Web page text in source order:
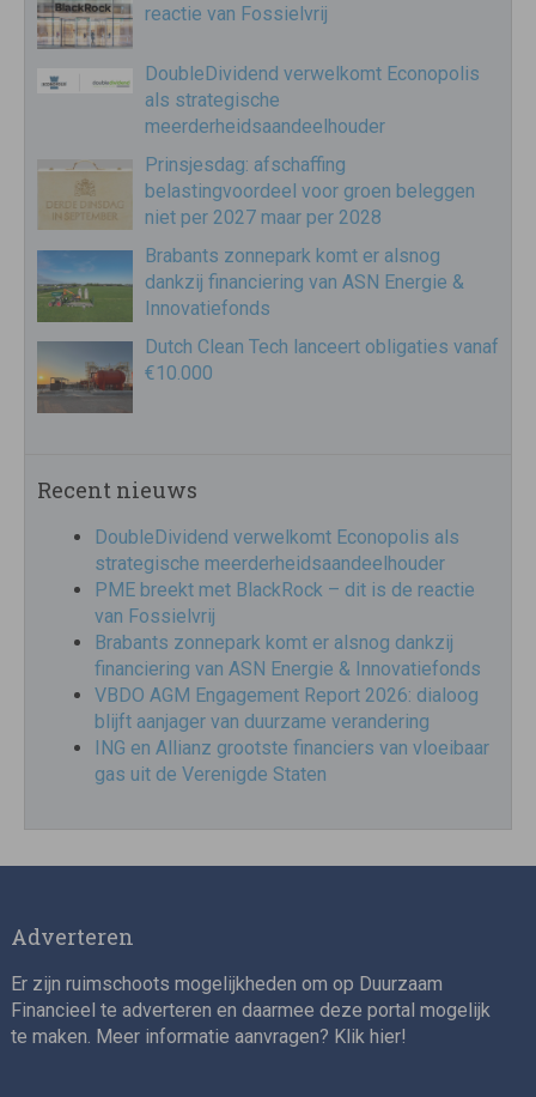
reactie van Fossielvrij
DoubleDividend verwelkomt Econopolis
als strategische
meerderheidsaandeelhouder
Prinsjesdag: afschaffing
belastingvoordeel voor groen beleggen
niet per 2027 maar per 2028
Brabants zonnepark komt er alsnog
dankzij financiering van ASN Energie &
Innovatiefonds
Dutch Clean Tech lanceert obligaties vanaf
€10.000
Recent nieuws
DoubleDividend verwelkomt Econopolis als
strategische meerderheidsaandeelhouder
PME breekt met BlackRock – dit is de reactie
van Fossielvrij
Brabants zonnepark komt er alsnog dankzij
financiering van ASN Energie & Innovatiefonds
VBDO AGM Engagement Report 2026: dialoog
blijft aanjager van duurzame verandering
ING en Allianz grootste financiers van vloeibaar
gas uit de Verenigde Staten
Adverteren
Er zijn ruimschoots mogelijkheden om op Duurzaam
Financieel te adverteren en daarmee deze portal mogelijk
te maken. Meer informatie aanvragen? Klik hier!